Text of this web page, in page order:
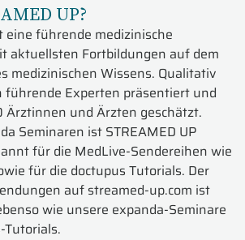
UP?
eine führende medizinische
aktuellsten Fortbildungen auf dem
medizinischen Wissens. Qualitativ
führende Experten präsentiert und
und Ärzten geschätzt.
Seminaren ist STREAMED UP
für die MedLive-Sendereihen wie
für die doctupus Tutorials. Der
auf streamed-up.com ist
wie unsere expanda-Seminare
Tutorials.